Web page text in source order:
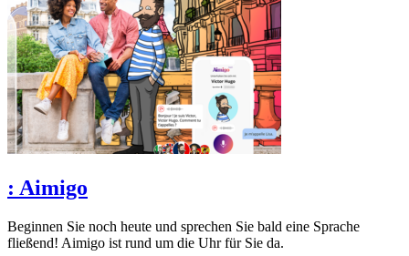
: Aimigo
Beginnen Sie noch heute und sprechen Sie bald eine Sprache
fließend! Aimigo ist rund um die Uhr für Sie da.